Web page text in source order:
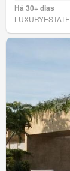
Há 30+ dias
LUXURYESTATE